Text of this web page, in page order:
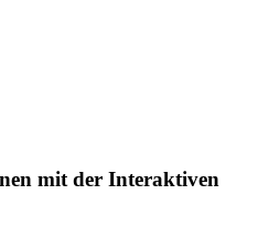
mit der Interaktiven